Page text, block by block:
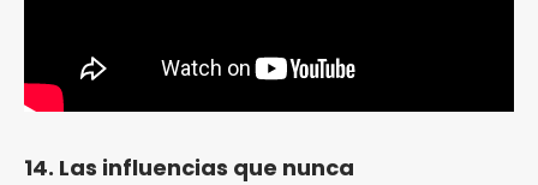
14. Las influencias que nunca